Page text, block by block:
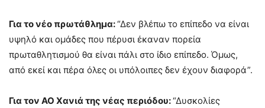
Για το νέο πρωτάθλημα:“Δεν βλέπω το επίπεδο να είναι
υψηλό και ομάδες που πέρυσι έκαναν πορεία
πρωταθλητισμού θα είναι πάλι στο ίδιο επίπεδο. Όμως,
από εκεί και πέρα όλες οι υπόλοιπες δεν έχουν διαφορά”.
Για τον ΑΟ Χανιά της νέας περιόδου:“Δυσκολίες